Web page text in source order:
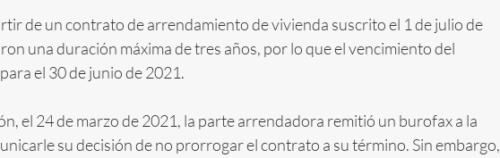
de un contrato de arrendamiento de vivienda suscrito el 1 de julio de
una duración máxima de tres años, por lo que el vencimiento del
el 30 de junio de 2021.
el 24 de marzo de 2021, la parte arrendadora remitió un burofax a la
su decisión de no prorrogar el contrato a su término. Sin embargo,